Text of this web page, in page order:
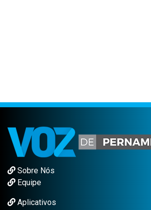
Sobre Nós
Equipe
Aplicativos